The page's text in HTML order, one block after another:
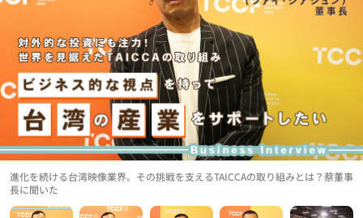
進化を続ける台湾映像業界。その挑戦を支えるTAICCAの取り組みとは？蔡董事
長に聞いた